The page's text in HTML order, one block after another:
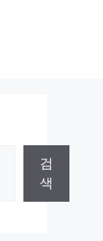
검
색